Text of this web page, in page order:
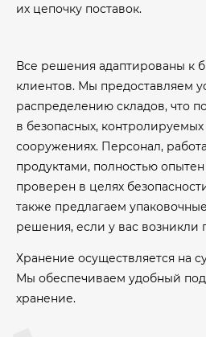
их цепочку поставок.
Все решения адаптированы к
клиентов. Мы предоставляем
распределению складов, что
в безопасных,
сооружениях. Персонал,
продуктами, полностью
проверен в целях
также предлагаем
решения, если у вас возникли
Хранение осуществляется на
Мы обеспечиваем удобный
хранение.